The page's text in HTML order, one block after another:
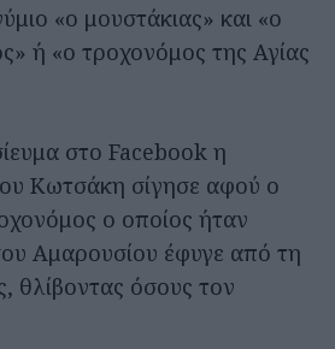
«ο μουστάκιας» και «ο
ή «ο τροχονόμος της Αγίας
στο Facebook η
Κωτσάκη σίγησε αφού ο
ο οποίος ήταν
Αμαρουσίου έφυγε από τη
θλίβοντας όσους τον